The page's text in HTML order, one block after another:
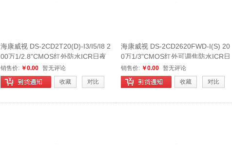
海康威视 DS-2CD2T20(D)-I3/I5/I8 2
00万1/2.8"CMOS红外防水ICR日夜
型筒型网络摄像机
销售价: ￥0.00 暂无评论
收藏
对比
海康威视 DS-2CD2620FWD-I(S) 20
0万1/3"CMOS红外可调焦防水ICR日
夜型筒型网络摄像机
销售价: ￥0.00 暂无评论
收藏
对比